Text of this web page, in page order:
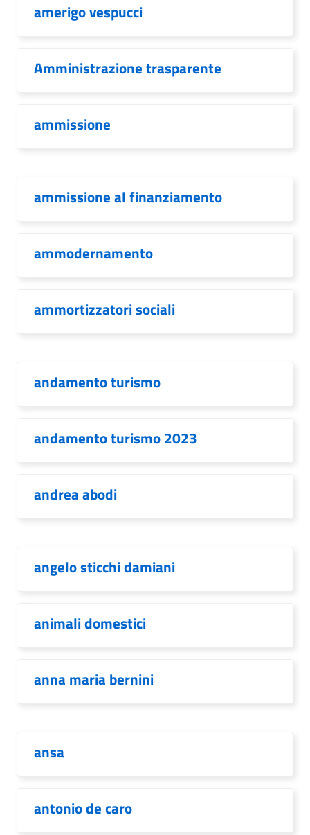
amerigo vespucci
Amministrazione trasparente
ammissione
ammissione al finanziamento
ammodernamento
ammortizzatori sociali
andamento turismo
andamento turismo 2023
andrea abodi
angelo sticchi damiani
animali domestici
anna maria bernini
ansa
antonio de caro